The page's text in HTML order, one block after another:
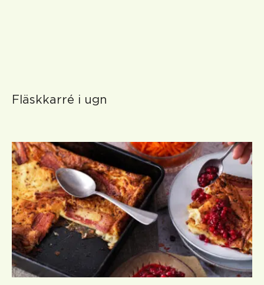
Fläskkarré i ugn